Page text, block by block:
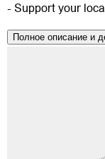
- Support your
Полное описание и